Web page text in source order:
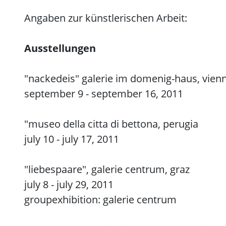
Angaben zur künstlerischen Arbeit:
Ausstellungen
"nackedeis" galerie im domenig-haus,
september 9 - september 16, 2011
"museo della citta di bettona, perugia
july 10 - july 17, 2011
"liebespaare", galerie centrum, graz
july 8 - july 29, 2011
groupexhibition: galerie centrum